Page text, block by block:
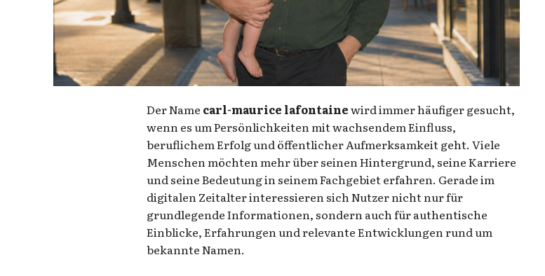
Der Name carl-maurice lafontainewird immer häufiger gesucht,
wenn es um Persönlichkeiten mit wachsendem Einfluss,
beruflichem Erfolg und öffentlicher Aufmerksamkeit geht. Viele
Menschen möchten mehr über seinen Hintergrund, seine Karriere
und seine Bedeutung in seinem Fachgebiet erfahren. Gerade im
digitalen Zeitalter interessieren sich Nutzer nicht nur für
grundlegende Informationen, sondern auch für authentische
Einblicke, Erfahrungen und relevante Entwicklungen rund um
bekannte Namen.